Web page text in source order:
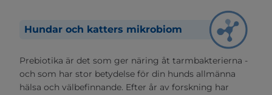
Hundar och katters mikrobiom
Prebiotika är det som ger näring åt tarmbakterierna -
och som har stor betydelse för din hunds allmänna
hälsa och välbefinnande. Efter år av forskning har